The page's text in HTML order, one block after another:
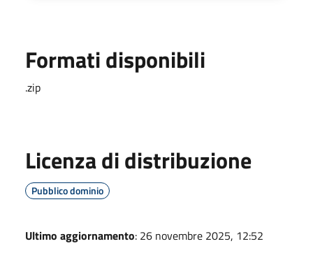
Formati disponibili
.zip
Licenza di distribuzione
Pubblico dominio
Ultimo aggiornamento: 26 novembre 2025, 12:52